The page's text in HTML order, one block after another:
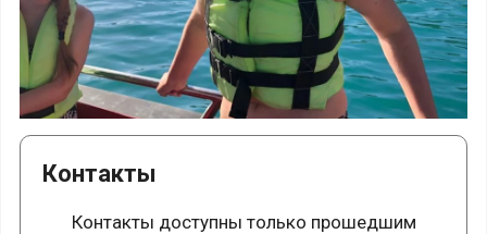
Контакты
Контакты доступны только прошедшим